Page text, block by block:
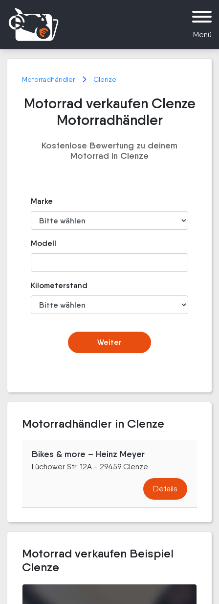
Menü
Motorradhändler Clenze
Motorrad verkaufen Clenze
Motorradhändler
Kostenlose Bewertung zu deinem
Motorrad in Clenze
Marke
Modell
Kilometerstand
Weiter
Motorradhändler in Clenze
Bikes & more – Heinz Meyer
Lüchower Str. 12A - 29459 Clenze
Details
Motorrad verkaufen Beispiel
Clenze